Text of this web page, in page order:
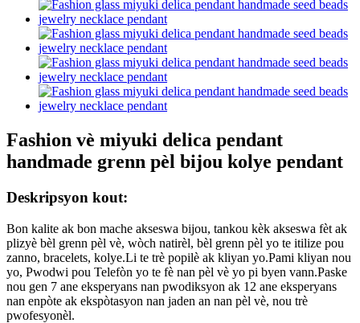
Fashion vè miyuki delica pendant
handmade grenn pèl bijou kolye pendant
Deskripsyon kout:
Bon kalite ak bon mache akseswa bijou, tankou kèk akseswa fèt ak
plizyè bèl grenn pèl vè, wòch natirèl, bèl grenn pèl yo te itilize pou
zanno, bracelets, kolye.Li te trè popilè ak kliyan yo.Pami kliyan nou
yo, Pwodwi pou Telefòn yo te fè nan pèl vè yo pi byen vann.Paske
nou gen 7 ane eksperyans nan pwodiksyon ak 12 ane eksperyans
nan enpòte ak ekspòtasyon nan jaden an nan pèl vè, nou trè
pwofesyonèl.